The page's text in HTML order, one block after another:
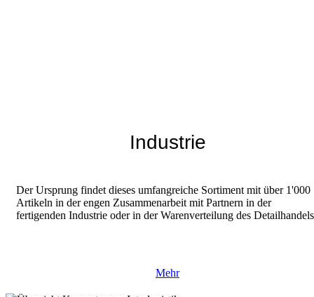
Industrie
Der Ursprung findet dieses umfangreiche Sortiment mit über 1'000
Artikeln in der engen Zusammenarbeit mit Partnern in der
fertigenden Industrie oder in der Warenverteilung des
Mehr